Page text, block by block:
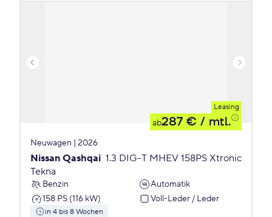
Leasing
ab287 € / mtl.
Neuwagen | 2026
Nissan Qashqai 1.3 DIG-T MHEV 158PS Xtronic
Tekna
Benzin
Automatik
158 PS (116 kW)
Voll-Leder / Leder
in 4 bis 8 Wochen